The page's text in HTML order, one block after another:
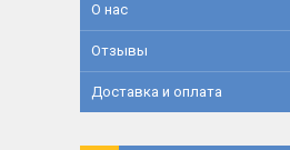
О нас
Отзывы
Доставка и оплата